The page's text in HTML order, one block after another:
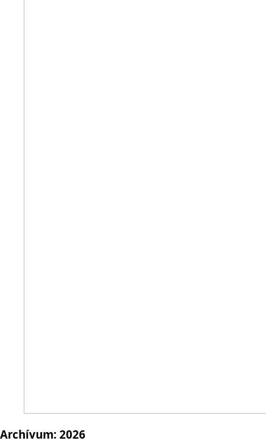
Archívum: 2026